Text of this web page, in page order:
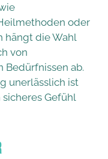
oder
hängt die Wahl
von
ab.
unerlässlich ist
Gefühl